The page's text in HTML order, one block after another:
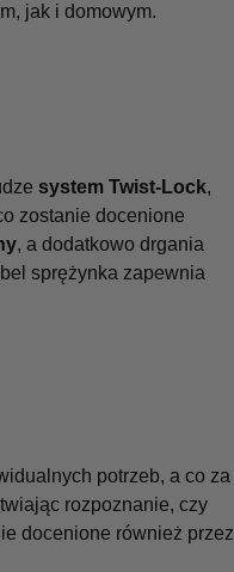
jak i domowym.
system Twist-Lock,
zostanie docenione
, a dodatkowo drgania
sprężynka zapewnia
potrzeb, a co za
rozpoznanie, czy
docenione również przez